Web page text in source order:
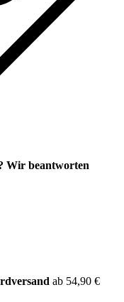
Wir beantworten
ab 54,90 €